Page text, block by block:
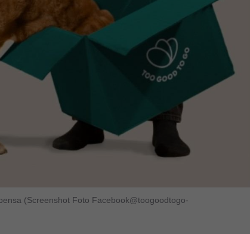
(Screenshot Foto Facebook@toogoodtogo-